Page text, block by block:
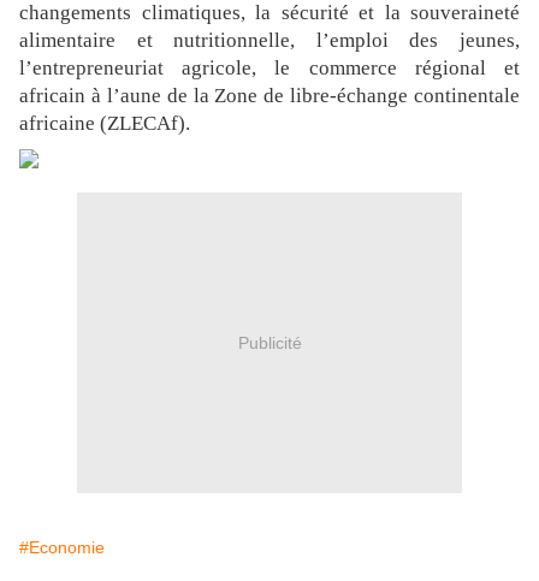
changements climatiques, la sécurité et la souveraineté
alimentaire et nutritionnelle, l’emploi des jeunes,
l’entrepreneuriat agricole, le commerce régional et
africain à l’aune de la Zone de libre-échange continentale
africaine (ZLECAf).
Publicité
#Economie